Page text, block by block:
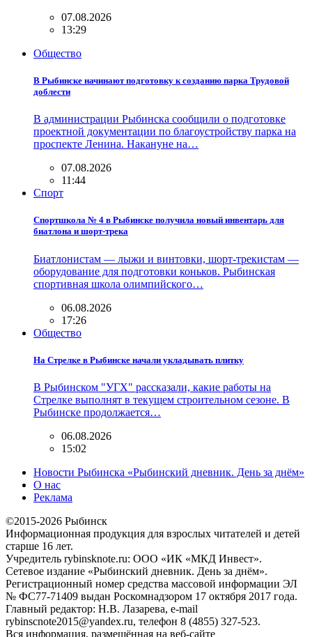
07.08.2026
13:29
Общество
В Рыбинске начинают подготовку к созданию парка Трудовой
доблести
В администрации Рыбинска сообщили о подготовке
проектной документации по благоустройству парка на
проспекте Ленина. Накануне на…
07.08.2026
11:44
Спорт
Спортшкола № 4 в Рыбинске получила новый инвентарь для
биатлона и шорт-трека
Биатлонистам — лыжи и винтовки, шорт-трекистам —
оборудование для подготовки коньков. Рыбинская
спортивная школа олимпийского…
06.08.2026
17:26
Общество
На Стрелке в Рыбинске начали укладывать плитку
В Рыбинском "УГХ" рассказали, какие работы на
Стрелке выполнят в текущем строительном сезоне. В
Рыбинске продолжается…
06.08.2026
15:02
Новости Рыбинска «Рыбинский дневник. День за днём»
О нас
Реклама
©2015-2026 Рыбинск
Информационная продукция для взрослых читателей и детей
старше 16 лет.
Учредитель rybinsknote.ru: ООО «ИК «МКД Инвест».
Сетевое издание «Рыбинский дневник. День за днём».
Регистрационный номер средства массовой информации ЭЛ
№ ФС77-71409 выдан Роскомнадзором 17 октября 2017 года.
Главный редактор: Н.В. Лазарева, e-mail
rybinscnote2015@yandex.ru, телефон 8 (4855) 327-523.
Вся информация, размещённая на веб-сайте